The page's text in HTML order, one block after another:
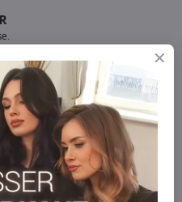
und genießen Sie einen5 %
Warenkorb angewendet.